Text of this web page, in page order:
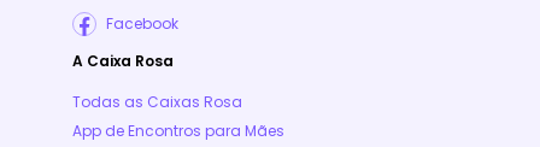
Facebook
A Caixa Rosa
Todas as Caixas Rosa
App de Encontros para Mães